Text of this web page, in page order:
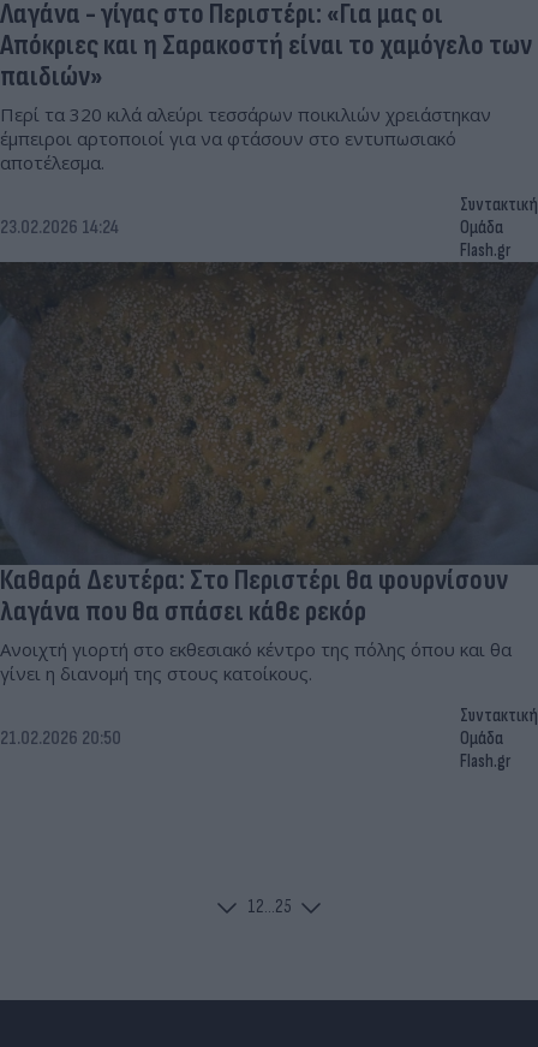
Λαγάνα - γίγας στο Περιστέρι: «Για μας οι
Απόκριες και η Σαρακοστή είναι το χαμόγελο των
παιδιών»
Περί τα 320 κιλά αλεύρι τεσσάρων ποικιλιών χρειάστηκαν
έμπειροι αρτοποιοί για να φτάσουν στο εντυπωσιακό
αποτέλεσμα.
23.02.2026 14:24
Συντακτική
Ομάδα
Flash.gr
Καθαρά Δευτέρα: Στο Περιστέρι θα φουρνίσουν
λαγάνα που θα σπάσει κάθε ρεκόρ
Ανοιχτή γιορτή στο εκθεσιακό κέντρο της πόλης όπου και θα
γίνει η διανομή της στους κατοίκους.
21.02.2026 20:50
Συντακτική
Ομάδα
Flash.gr
12...25